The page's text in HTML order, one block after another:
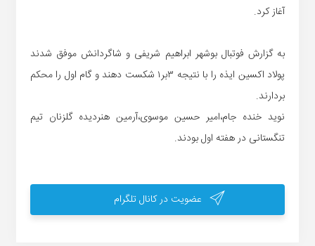
آغاز کرد.
به گزارش فوتبال بوشهر ابراهیم شریفی و شاگردانش موفق شدند
پولاد اکسین ایذه را با نتیجه ۳بر۱ شکست دهند و گام اول را محکم
بردارند.
نوید خنده جام،امیر حسین موسوی،آرمین هنردیده گلزنان تیم
تنگستانی در هفته اول بودند.
عضویت در کانال تلگرام